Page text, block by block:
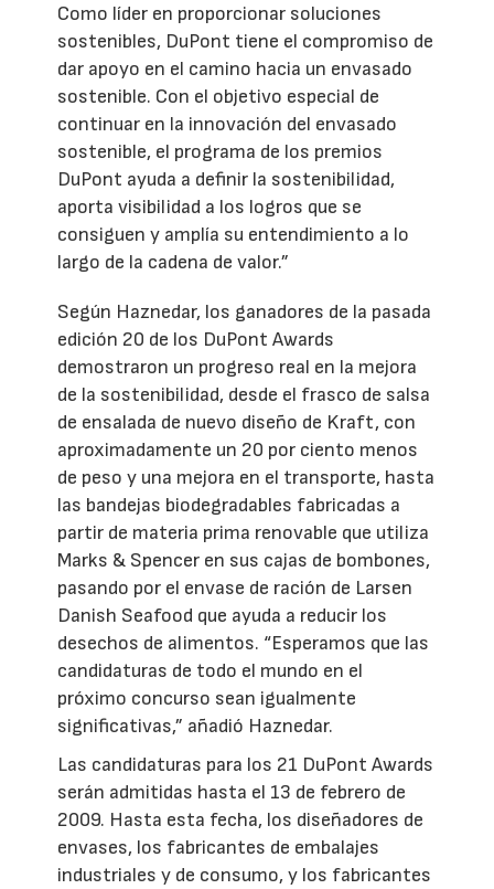
Como líder en proporcionar soluciones
sostenibles, DuPont tiene el compromiso de
dar apoyo en el camino hacia un envasado
sostenible. Con el objetivo especial de
continuar en la innovación del envasado
sostenible, el programa de los premios
DuPont ayuda a definir la sostenibilidad,
aporta visibilidad a los logros que se
consiguen y amplía su entendimiento a lo
largo de la cadena de valor.”
Según Haznedar, los ganadores de la pasada
edición 20 de los DuPont Awards
demostraron un progreso real en la mejora
de la sostenibilidad, desde el frasco de salsa
de ensalada de nuevo diseño de Kraft, con
aproximadamente un 20 por ciento menos
de peso y una mejora en el transporte, hasta
las bandejas biodegradables fabricadas a
partir de materia prima renovable que utiliza
Marks & Spencer en sus cajas de bombones,
pasando por el envase de ración de Larsen
Danish Seafood que ayuda a reducir los
desechos de alimentos. “Esperamos que las
candidaturas de todo el mundo en el
próximo concurso sean igualmente
significativas,” añadió Haznedar.
Las candidaturas para los 21 DuPont Awards
serán admitidas hasta el 13 de febrero de
2009. Hasta esta fecha, los diseñadores de
envases, los fabricantes de embalajes
industriales y de consumo, y los fabricantes